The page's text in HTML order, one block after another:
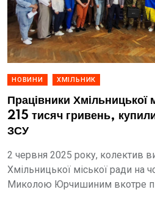
НОВИНИ ХМІЛЬНИК
Працівники Хмільницької
215 тисяч гривень,
ЗСУ
2 червня 2025 року, колектив
Хмільницької міської ради на
Миколою Юрчишиним вкотре